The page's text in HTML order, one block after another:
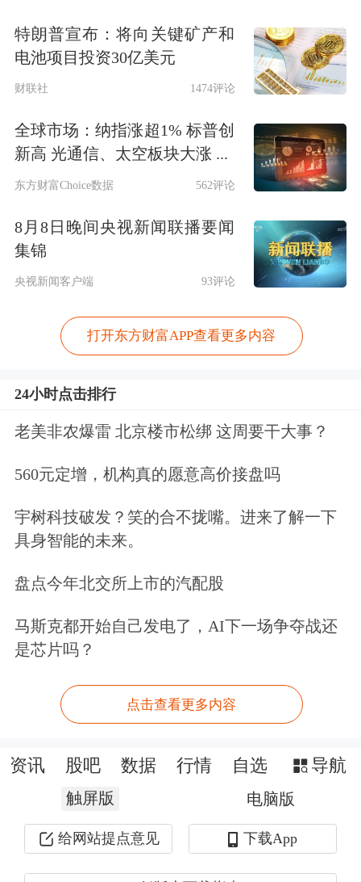
特朗普宣布：将向关键矿产和
电池项目投资30亿美元
财联社 1474评论
全球市场：纳指涨超1% 标普创
新高 光通信、太空板块大涨 ...
东方财富Choice数据 562评论
8月8日晚间央视新闻联播要闻
集锦
央视新闻客户端 93评论
打开东方财富APP查看更多内容
24小时点击排行
老美非农爆雷 北京楼市松绑 这周要干大事？
560元定增，机构真的愿意高价接盘吗
宇树科技破发？笑的合不拢嘴。进来了解一下
具身智能的未来。
盘点今年北交所上市的汽配股
马斯克都开始自己发电了，AI下一场争夺战还
是芯片吗？
点击查看更多内容
资讯 股吧 数据 行情 自选 导航
触屏版 电脑版
给网站提点意见 下载App